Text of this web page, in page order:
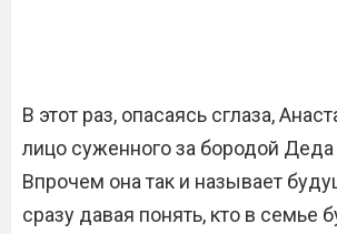
В этот раз, опасаясь сглаза,
лицо суженного за бородой
Впрочем она так и называет
сразу давая понять, кто в семье